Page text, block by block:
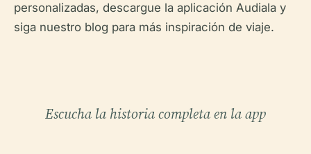
personalizadas, descargue la aplicación Audiala y
siga nuestro blog para más inspiración de viaje.
Escucha la historia completa en la app